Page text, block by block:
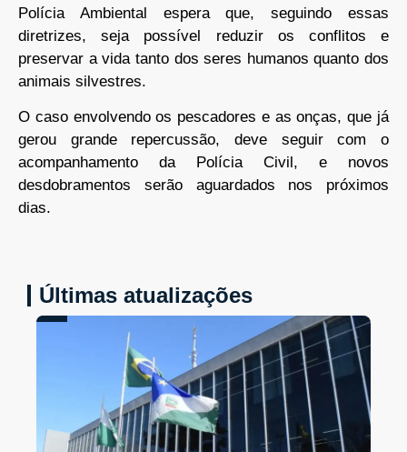
Polícia Ambiental espera que, seguindo essas
diretrizes, seja possível reduzir os conflitos e
preservar a vida tanto dos seres humanos quanto dos
animais silvestres.
O caso envolvendo os pescadores e as onças, que já
gerou grande repercussão, deve seguir com o
acompanhamento da Polícia Civil, e novos
desdobramentos serão aguardados nos próximos
dias.
Últimas atualizações